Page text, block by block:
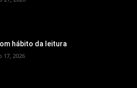
hábito da leitura
17, 2026